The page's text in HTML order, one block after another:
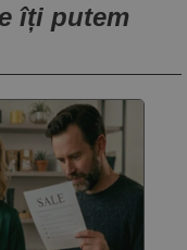
îți putem